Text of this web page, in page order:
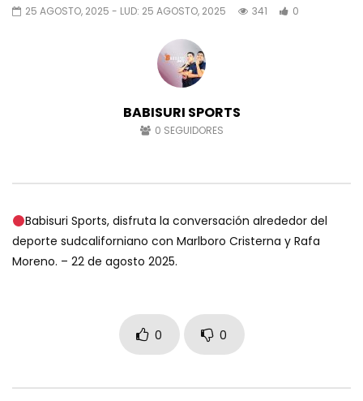
25 AGOSTO, 2025 - LUD: 25 AGOSTO, 2025 341 0
BABISURI SPORTS
0 SEGUIDORES
Babisuri Sports, disfruta la conversación alrededor del
deporte sudcaliforniano con Marlboro Cristerna y Rafa
Moreno. – 22 de agosto 2025.
0 0